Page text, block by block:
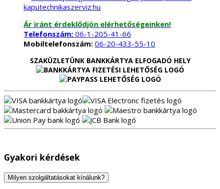
Ár iránt érdeklődjön elérhetőségeinken!
Telefonszám: 06-1-205-41-66
Mobiltelefonszám: 06-20-433-55-10
SZAKÜZLETÜNK BANKKÁRTYA ELFOGADÓ HELY
Gyakori kérdések
Milyen szolgáltatásokat kínálunk?